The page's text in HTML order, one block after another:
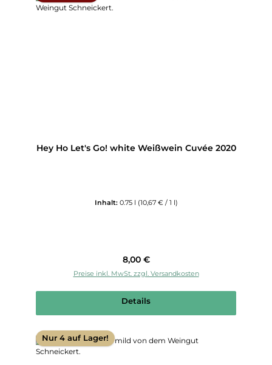
Hey Ho Let's Go! white Weißwein Cuvée 2020
Inhalt: 0.75 l (10,67 € / 1 l)
Regulärer Preis:
8,00 €
Preise inkl. MwSt. zzgl. Versandkosten
Details
Nur 4 auf Lager!